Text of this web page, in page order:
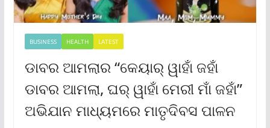
BUSINESS HEALTH LATEST
ଡାବର ଆମଲାର “କେୟାର୍ ୱାହାଁ ଜହାଁ
ଡାବର ଆମଲା, ଘର୍ ୱାହାଁ ମେରୀ ମାଁ ଜହାଁ”
ଅଭିଯାନ ମାଧ୍ୟମରେ ମାତୃଦିବସ ପାଳନ